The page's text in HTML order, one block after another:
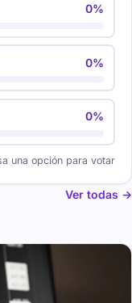
0%
0%
0%
una opción para votar
Ver todas →